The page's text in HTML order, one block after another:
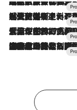
2026.7.24
【夏限定ディナーコース】旬を迎える稚鮎や花ズッキーニなどをイタリア・トスカーナの郷土料理の手法で満喫！
2026.7.17
「土佐和ハーブかき氷」がOMO7高知に登場！生姜、山椒、大葉など目にも舌にも涼を呼ぶ
2026.7.10
NEW OPEN！【界 草津】名湯の地に誕生。趣の異なる2種の温泉と上州ならではの会席・蕎麦割烹など美食を味わう究極の癒やし旅